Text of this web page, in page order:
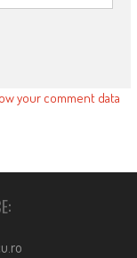
your comment data